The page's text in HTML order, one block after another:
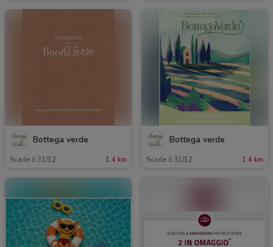
Bottega verde
Scade il 31/12 1.4 km
Bottega verde
Scade il 31/12 1.4 km